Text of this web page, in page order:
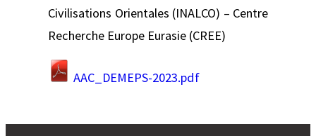
Civilisations Orientales (INALCO) – Centre
Recherche Europe Eurasie (CREE)
AAC_DEMEPS-2023.pdf